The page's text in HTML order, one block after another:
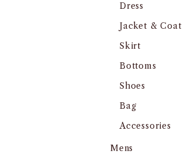
Dress
Jacket & Coat
Skirt
Bottoms
Shoes
Bag
Accessories
Mens